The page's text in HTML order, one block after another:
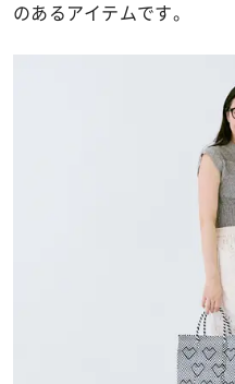
のあるアイテムです。